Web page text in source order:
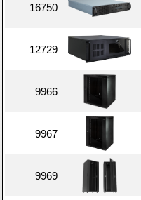
16750
12729
9966
9967
9969